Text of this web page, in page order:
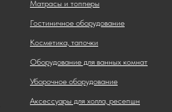
Матрасы и топперы
Гостиничное оборудование
Косметика, тапочки
Оборудование для ванных комнат
Уборочное оборудование
Аксессуары для холла, ресепшн